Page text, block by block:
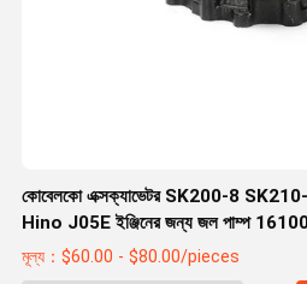
কোবেলকো এক্সক্যাভেটর SK200-8
Hino J05E ইঞ্জিনের জন্য জল পাম্প
মূল্য：$60.00 - $80.00/pieces